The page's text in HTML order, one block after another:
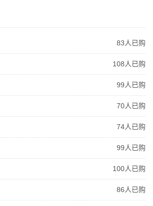
83人已购
108人已购
99人已购
70人已购
74人已购
99人已购
100人已购
86人已购